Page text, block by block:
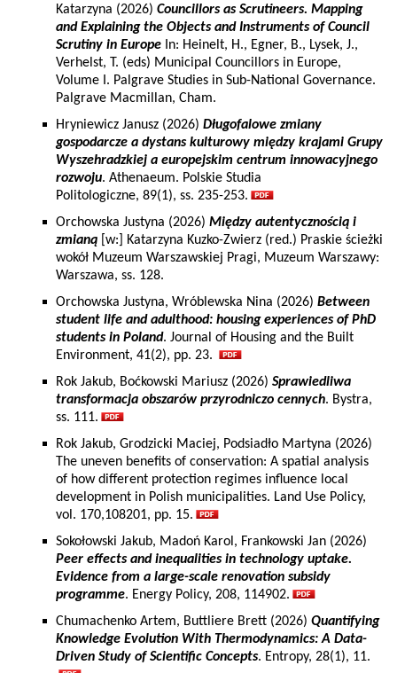
Katarzyna (2026) Councillors as Scrutineers. Mapping
and Explaining the Objects and Instruments of Council
Scrutiny in Europe In: Heinelt, H., Egner, B., Lysek, J.,
Verhelst, T. (eds) Municipal Councillors in Europe,
Volume I. Palgrave Studies in Sub-National Governance.
Palgrave Macmillan, Cham.
Hryniewicz Janusz (2026) Długofalowe zmiany
gospodarcze a dystans kulturowy między krajami Grupy
Wyszehradzkiej a europejskim centrum innowacyjnego
rozwoju. Athenaeum. Polskie Studia
Politologiczne, 89(1), ss. 235-253.
Orchowska Justyna (2026) Między autentycznością i
zmianą [w:] Katarzyna Kuzko-Zwierz (red.) Praskie ścieżki
wokół Muzeum Warszawskiej Pragi, Muzeum Warszawy:
Warszawa, ss. 128.
Orchowska Justyna, Wróblewska Nina (2026) Between
student life and adulthood: housing experiences of PhD
students in Poland. Journal of Housing and the Built
Environment, 41(2), pp. 23.
Rok Jakub, Boćkowski Mariusz (2026) Sprawiedliwa
transformacja obszarów przyrodniczo cennych. Bystra,
ss. 111.
Rok Jakub, Grodzicki Maciej, Podsiadło Martyna (2026)
The uneven benefits of conservation: A spatial analysis
of how different protection regimes influence local
development in Polish municipalities. Land Use Policy,
vol. 170,108201, pp. 15.
Sokołowski Jakub, Madoń Karol, Frankowski Jan (2026)
Peer effects and inequalities in technology uptake.
Evidence from a large-scale renovation subsidy
programme. Energy Policy, 208, 114902.
Chumachenko Artem, Buttliere Brett (2026) Quantifying
Knowledge Evolution With Thermodynamics: A Data-
Driven Study of Scientific Concepts. Entropy, 28(1), 11.